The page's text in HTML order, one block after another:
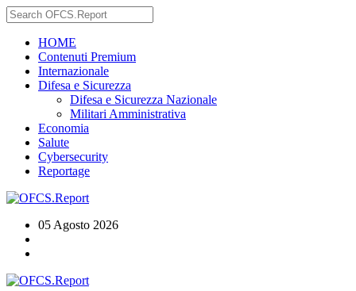
HOME
Contenuti Premium
Internazionale
Difesa e Sicurezza
Difesa e Sicurezza Nazionale
Militari Amministrativa
Economia
Salute
Cybersecurity
Reportage
05 Agosto 2026